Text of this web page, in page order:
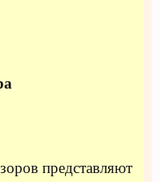
представляют